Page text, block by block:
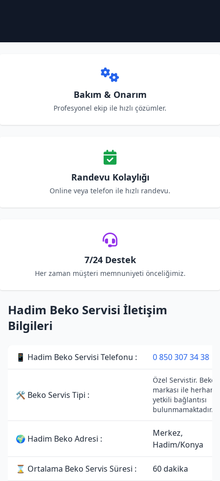
Bakım & Onarım
Profesyonel ekip ile hızlı çözümler.
Randevu Kolaylığı
Online veya telefon ile hızlı randevu.
7/24 Destek
Her zaman müşteri memnuniyeti önceliğimiz.
Hadim Beko Servisi İletişim
Bilgileri
📱 Hadim Beko Servisi Telefonu : 0 850 307 34 38
🛠 Beko Servis Tipi :
Özel Servistir. Beko
markası ile
yetkili bağlantısı
bulunmamaktadır.
🌍 Hadim Beko Adresi :
Merkez,
Hadim/Konya
⌛ Ortalama Beko Servis Süresi : 60 dakika